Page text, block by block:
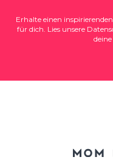
Erhalte einen
für dich. Lies unsere